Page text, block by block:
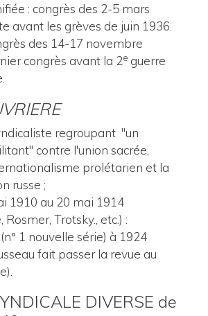
: congrès des 2-5 mars
avant les grèves de juin 1936.
des 14-17 novembre
congrès avant la 2e guerre
regroupant "un
contre l'union sacrée,
prolétarien et la
russe ;
1910 au 20 mai 1914
Rosmer, Trotsky., etc.) :
1 nouvelle série) à 1924
fait passer la revue au
DIVERSE de